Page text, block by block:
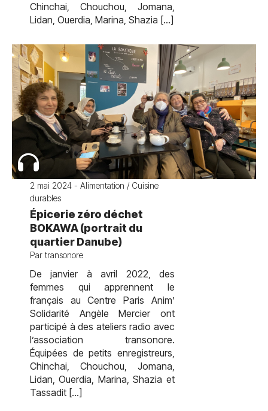
Chinchai, Chouchou, Jomana,
Lidan, Ouerdia, Marina, Shazia […]
2 mai 2024 - Alimentation / Cuisine
durables
Épicerie zéro déchet
BOKAWA (portrait du
quartier Danube)
Par transonore
De janvier à avril 2022, des
femmes qui apprennent le
français au Centre Paris Anim’
Solidarité Angèle Mercier ont
participé à des ateliers radio avec
l’association transonore.
Équipées de petits enregistreurs,
Chinchai, Chouchou, Jomana,
Lidan, Ouerdia, Marina, Shazia et
Tassadit […]